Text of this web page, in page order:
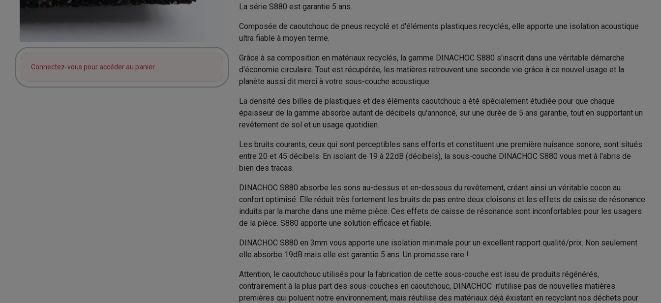
Connectez-vous pour accéder au panier.
La série S880 est garantie 5 ans.
Composée de caoutchouc de pneus recyclé et d'éléments plastiques recyclés, elle apporte une isolation acoustique
ultra fiable à moyen terme.
Grâce à sa composition en matériaux recyclés, la gamme DINACHOC S880 s'inscrit dans une véritable démarche
d'économie circulaire. Tout est récupérée, les matières retrouvent une seconde vie grâce à ce nouvel usage et la
planète aussi dit merci à votre sous-couche acoustique.
La densité des billes de plastiques et des éléments caoutchouc a été spécialement étudiée pour que chaque
épaisseur de la gamme absorbe autant de décibels qu'annoncé, sur une durée de 5 ans garantie, tout en supportant un
revêtement de sol et un usage quotidien.
Les bruits courants, ceux qui sont perceptibles sans efforts et constituent une première nuisance sonore, sont situés
entre 20 et 45 décibels. En isolant de 19 à 22dB (décibels), la sous-couche DINACHOC S880 vous met à l'abris de
bien des tracas.
DINACHOC S880 absorbe les sons au-dessus et en-dessous du revêtement, créant ainsi un véritable cocon au
confort optimisé. Elle réduit très fortement les bruits de pas entre deux cloisons et les effets de caisse de résonance
induits par la marche dans une même pièce. Ces effets de caisse de résonance sont inconfortables pour les usagers
de la pièce. S880 apporte une solution efficace et fiable.
DINACHOC S880 en 3mm vous apporte une isolation minimale pour un excellent rapport qualité/prix. Non seulement
elle absorbe 19dB mais elle est garantie 5 ans. Un promesse rare !
Attention, le caoutchouc utilisés pour la fabrication de cette sous-couche est issu de produits régénérés,
contrairement à la plus part des sous-couches en caoutchouc, DINACHOC n'utilise pas de nouvelles matières
premières qui poluent notre environnement, mais réutilise des matériaux déjà éxistant en recyclant nos déchets pour